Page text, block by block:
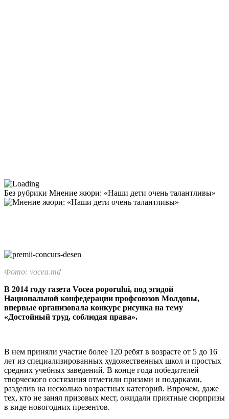
Без рубрики Мнение жюри: «Наши дети очень талантливы»
Фото: vocea.md
В 2014 году газета Vocea poporului, под эгидой
Национальной конфе­дерации профсоюзов Молдовы,
впервые организовала конкурс рисун­ка на тему
«Достойный труд, соблюдая права».
В нем приняли учас­тие более 120 ребят в возрасте от 5 до 16
лет из специализирован­ных художественных школ и простых
средних учебных заведений. В конце года победителей
творческого состязания отметили призами и подарками,
разделив на несколько возрастных категорий. Впрочем, даже
тех, кто не занял призовых мест, ожидали приятные сюрпризы
в виде новогодних презентов.